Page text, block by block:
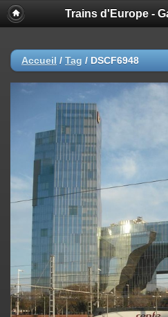
Trains d'Europe -
Accueil / Tag / DSCF6948